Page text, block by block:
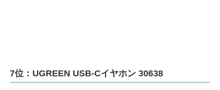
7位：UGREEN USB-Cイヤホン 30638